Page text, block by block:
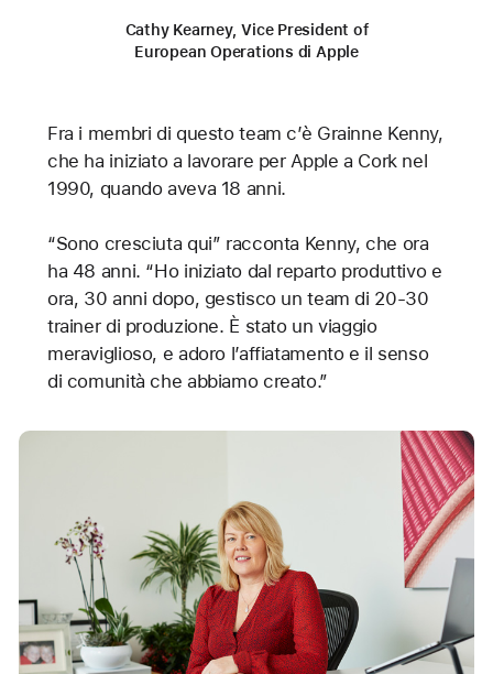
Cathy Kearney, Vice President of
European Operations di Apple
Fra i membri di questo team c’è Grainne Kenny,
che ha iniziato a lavorare per Apple a Cork nel
1990, quando aveva 18 anni.
“Sono cresciuta qui” racconta Kenny, che ora
ha 48 anni. “Ho iniziato dal reparto produttivo e
ora, 30 anni dopo, gestisco un team di 20-30
trainer di produzione. È stato un viaggio
meraviglioso, e adoro l’affiatamento e il senso
di comunità che abbiamo creato.”